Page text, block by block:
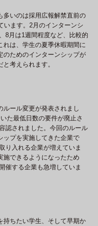
多いのは採用広報解禁直前の
います。2月のインターンシ
8月は1週間程度など、比較的
れは、学生の夏季休暇期間に
のためのインターンシップが
考えられます。
ール変更が発表されまし
た最低日数の要件が廃止さ
認されました。今回のルール
ップを実施してきた企業で
り入れる企業が増えていま
施できるようになったため
催する企業も急増していま
持ちたい学生、そして早期か